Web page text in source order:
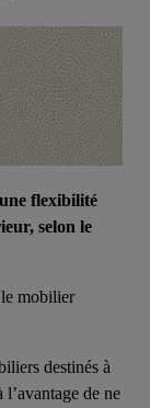
flexibilité
selon le
mobilier
destinés à
de ne